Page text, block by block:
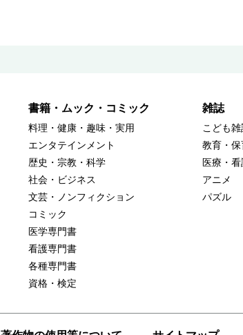
書籍・ムック・コミック
料理・健康・趣味・実用
エンタテインメント
歴史・宗教・科学
社会・ビジネス
文芸・ノンフィクション
コミック
医学専門書
看護専門書
各種専門書
資格・検定
雑誌
こども雑
教育・保
医療・看
アニメ
パズル